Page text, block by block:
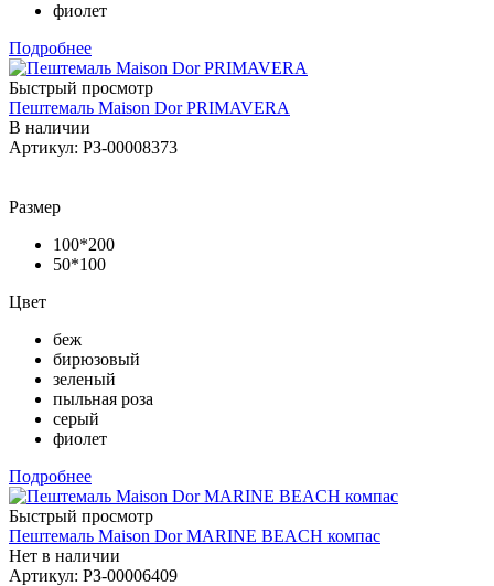
фиолет
Подробнее
Быстрый просмотр
Пештемаль Maison Dor PRIMAVERA
В наличии
Артикул: РЗ-00008373
Размер
100*200
50*100
Цвет
беж
бирюзовый
зеленый
пыльная роза
серый
фиолет
Подробнее
Быстрый просмотр
Пештемаль Maison Dor MARINE BEACH компас
Нет в наличии
Артикул: РЗ-00006409